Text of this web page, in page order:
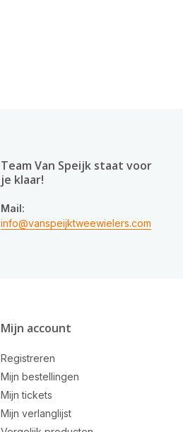
Team Van Speijk staat voor
je klaar!
Mail:
info@vanspeijktweewielers.com
Mijn account
Registreren
Mijn bestellingen
Mijn tickets
Mijn verlanglijst